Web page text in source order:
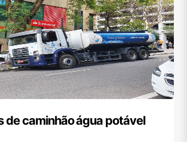
de caminhão água potável